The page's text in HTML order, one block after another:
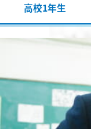
高校1年生